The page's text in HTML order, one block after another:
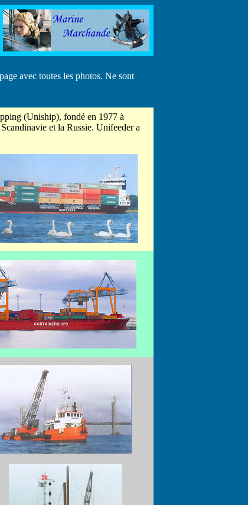
avec toutes les photos. Ne sont
(Uniship), fondé en 1977 à
et la Russie. Unifeeder a